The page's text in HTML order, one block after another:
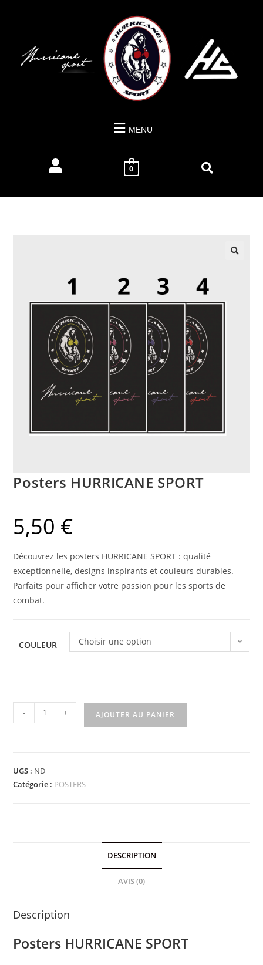
MENU
0
Posters HURRICANE SPORT
5,50 €
Découvrez les posters HURRICANE SPORT : qualité
exceptionnelle, designs inspirants et couleurs durables.
Parfaits pour afficher votre passion pour les sports de
combat.
COULEUR Choisir une option
- + AJOUTER AU PANIER
UGS : ND
Catégorie : POSTERS
DESCRIPTION
AVIS (0)
Description
Posters HURRICANE SPORT